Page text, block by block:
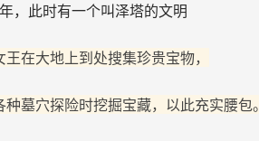
，此时有一个叫泽塔的文明
在大地上到处搜集珍贵宝物，
墓穴探险时挖掘宝藏，以此充实腰包。